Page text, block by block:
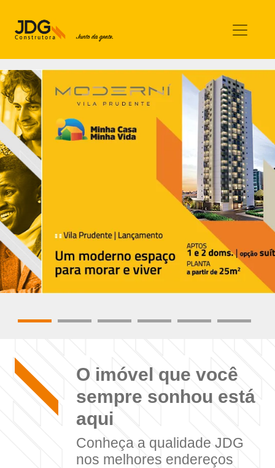
Contato
Sobre nós
Blog
O imóvel que você
sempre sonhou está
aqui
Conheça a qualidade JDG
nos melhores endereços